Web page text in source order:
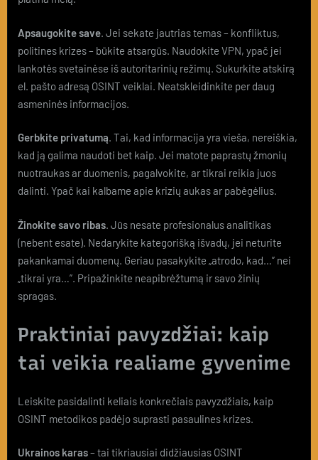
Apsaugokite save. Jei sekate jautrias temas – konfliktus,
politines krizes – būkite atsargūs. Naudokite VPN, ypač jei
lankotės svetainėse iš autoritarinių režimų. Sukurkite atskirą
el. pašto adresą OSINT veiklai. Neatskleidinkite per daug
asmeninės informacijos.
Gerbkite privatumą. Tai, kad informacija yra vieša, nereiškia,
kad ją galima naudoti bet kaip. Jei matote paprastų žmonių
nuotraukas ar duomenis, pagalvokite, ar tikrai reikia juos
dalinti. Ypač kai kalbame apie krizių aukas ar pabėgėlius.
Žinokite savo ribas. Jūs nesate profesionalus analitikas
(nebent esate). Nedarykite kategorišką išvadų, jei neturite
pakankamai duomenų. Geriau pasakykite „atrodo, kad…” nei
„tikrai yra…”. Pripažinkite neapibrėžtumą ir savo žinių
spragas.
Praktiniai pavyzdžiai: kaip
tai veikia realiame gyvenime
Leiskite pasidalinti keliais konkrečiais pavyzdžiais, kaip
OSINT metodikos padėjo suprasti pasaulines krizes.
Ukrainos karas– tai tikriausiai didžiausias OSINT